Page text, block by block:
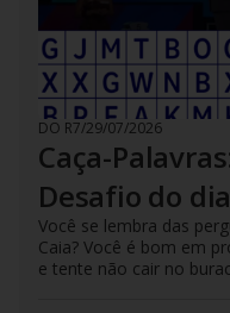
DO R7/29/07/2026
Caça-
Desafio do
Você se lembra das
Caia? Você é bom em
e tente não cair no